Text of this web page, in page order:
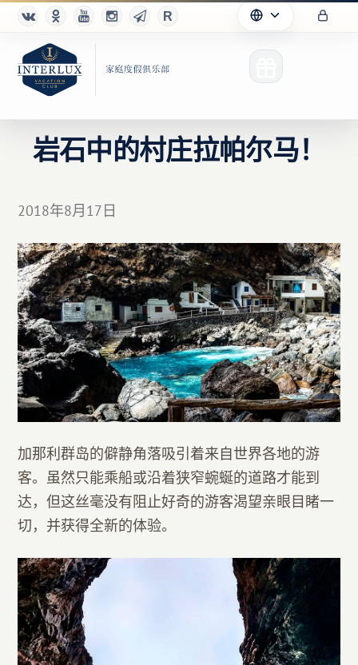
优点
合作伙伴
Благотворительность
岩石中的村庄拉帕尔马！
2018年8月17日
加那利群岛的僻静角落吸引着来自世界各地的游
客。虽然只能乘船或沿着狭窄蜿蜒的道路才能到
达，但这丝毫没有阻止好奇的游客渴望亲眼目睹一
切，并获得全新的体验。